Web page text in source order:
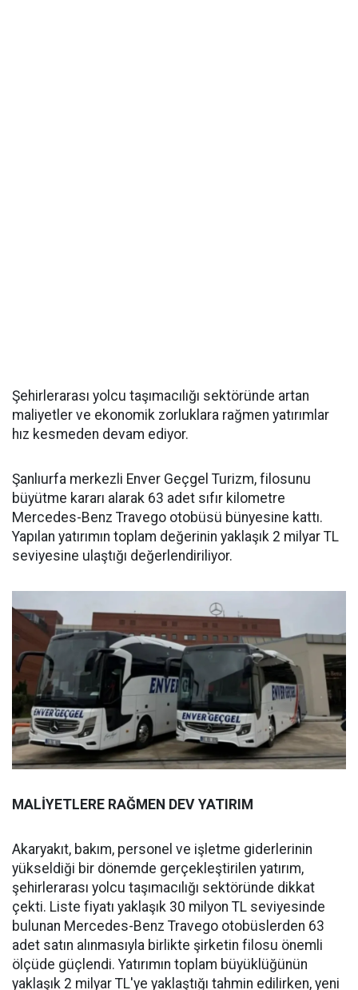
Şehirlerarası yolcu taşımacılığı sektöründe artan
maliyetler ve ekonomik zorluklara rağmen yatırımlar
hız kesmeden devam ediyor.
Şanlıurfa merkezli Enver Geçgel Turizm, filosunu
büyütme kararı alarak 63 adet sıfır kilometre
Mercedes-Benz Travego otobüsü bünyesine kattı.
Yapılan yatırımın toplam değerinin yaklaşık 2 milyar TL
seviyesine ulaştığı değerlendiriliyor.
MALİYETLERE RAĞMEN DEV YATIRIM
Akaryakıt, bakım, personel ve işletme giderlerinin
yükseldiği bir dönemde gerçekleştirilen yatırım,
şehirlerarası yolcu taşımacılığı sektöründe dikkat
çekti. Liste fiyatı yaklaşık 30 milyon TL seviyesinde
bulunan Mercedes-Benz Travego otobüslerden 63
adet satın alınmasıyla birlikte şirketin filosu önemli
ölçüde güçlendi. Yatırımın toplam büyüklüğünün
yaklaşık 2 milyar TL'ye yaklaştığı tahmin edilirken, yeni